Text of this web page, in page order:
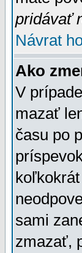
pridávať
Návrat
Ako
V
mazať
času po
sami
zmazať,